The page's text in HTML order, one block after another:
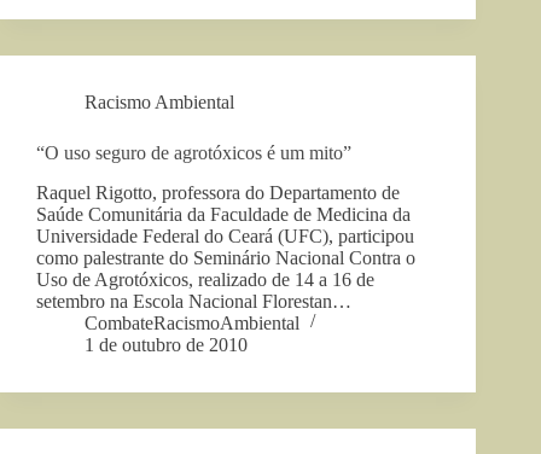
Racismo Ambiental
“O uso seguro de agrotóxicos é um mito”
Raquel Rigotto, professora do Departamento de
Saúde Comunitária da Faculdade de Medicina da
Universidade Federal do Ceará (UFC), participou
como palestrante do Seminário Nacional Contra o
Uso de Agrotóxicos, realizado de 14 a 16 de
setembro na Escola Nacional Florestan…
CombateRacismoAmbiental
1 de outubro de 2010